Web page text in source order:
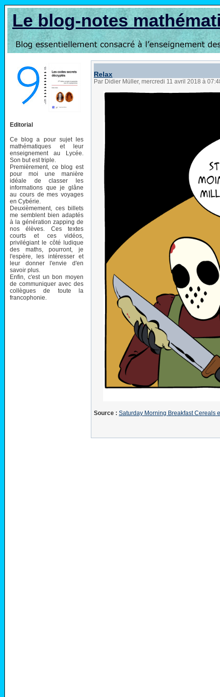
Le blog-notes
Editorial
Ce blog a pour sujet les
mathématiques et leur
enseignement au Lycée.
Son but est triple.
Premièrement, ce blog est
pour moi une manière
idéale de classer les
informations que je glâne
au cours de mes voyages
en Cybérie.
Deuxièmement, ces billets
me semblent bien adaptés
à la génération zapping de
nos élèves. Ces textes
courts et ces vidéos,
privilégiant le côté ludique
des maths, pourront, je
l'espère, les intéresser et
leur donner l'envie d'en
savoir plus.
Enfin, c'est un bon moyen
de communiquer avec des
collègues de toute la
francophonie.
Relax
Par Didier Müller, mercredi 11 avril 2018 à
Source : Saturday Morning Breakfast Cereals